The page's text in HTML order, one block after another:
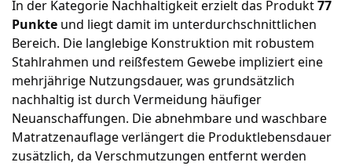
In der Kategorie Nachhaltigkeit erzielt das Produkt77
Punkte und liegt damit im unterdurchschnittlichen
Bereich. Die langlebige Konstruktion mit robustem
Stahlrahmen und reißfestem Gewebe impliziert eine
mehrjährige Nutzungsdauer, was grundsätzlich
nachhaltig ist durch Vermeidung häufiger
Neuanschaffungen. Die abnehmbare und waschbare
Matratzenauflage verlängert die Produktlebensdauer
zusätzlich, da Verschmutzungen entfernt werden